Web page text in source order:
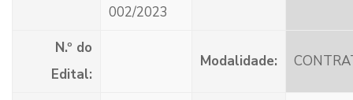
002/2023
N.º do
Edital:
Modalidade: